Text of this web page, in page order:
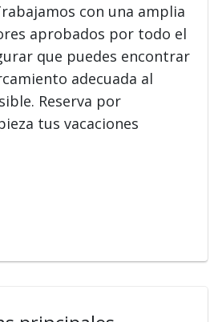
con una amplia
aprobados por todo el
que puedes encontrar
adecuada al
Reserva por
tus vacaciones